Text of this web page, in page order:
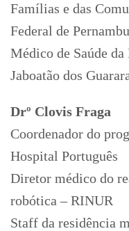
Famílias e das
Federal de
Médico de Saúde
Jaboatão dos
Drº Clovis Fraga
Coordenador do
Hospital Português
Diretor médico do
robótica – RINUR
Staff da residência